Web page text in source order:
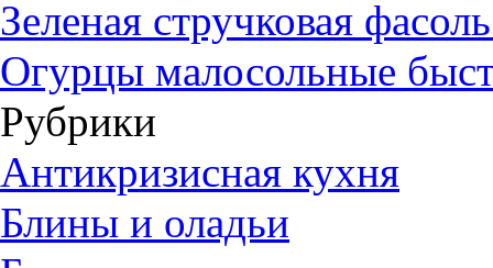
Зеленая стручковая
Огурцы малосольные
Рубрики
Антикризисная кухня
Блины и оладьи